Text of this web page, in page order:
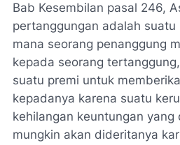
Bab Kesembilan pasal 246,
pertanggungan adalah suatu
mana seorang penanggung
kepada seorang
suatu premi untuk
kepadanya karena suatu
kehilangan keuntungan yang
mungkin akan dideritanya